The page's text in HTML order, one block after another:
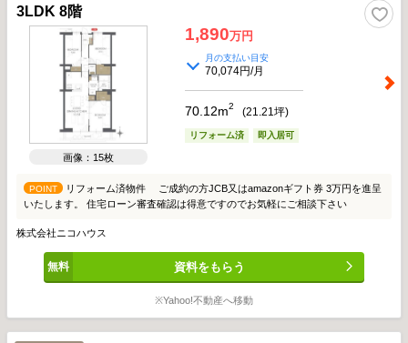
3LDK 8階
画像：15枚
1,890万円
月の支払い目安
70,074円/月
70.12m2 (21.21坪)
リフォーム済 即入居可
POINT
リフォーム済物件 ご成約の方JCB又はamazonギフト券 3万円を進呈
いたします。 住宅ローン審査確認は得意ですのでお気軽にご相談下さい
株式会社ニコハウス
資料をもらう
※Yahoo!不動産へ移動